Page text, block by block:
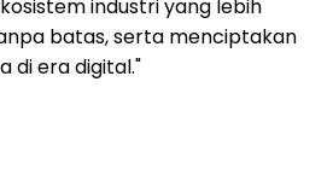
industri yang lebih
batas, serta menciptakan
di era digital."